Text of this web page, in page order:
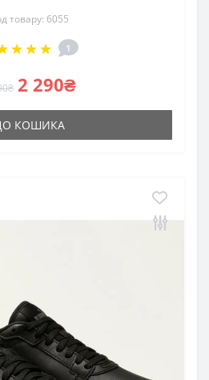
товару: 6055
1
2 290₴
КОШИКА